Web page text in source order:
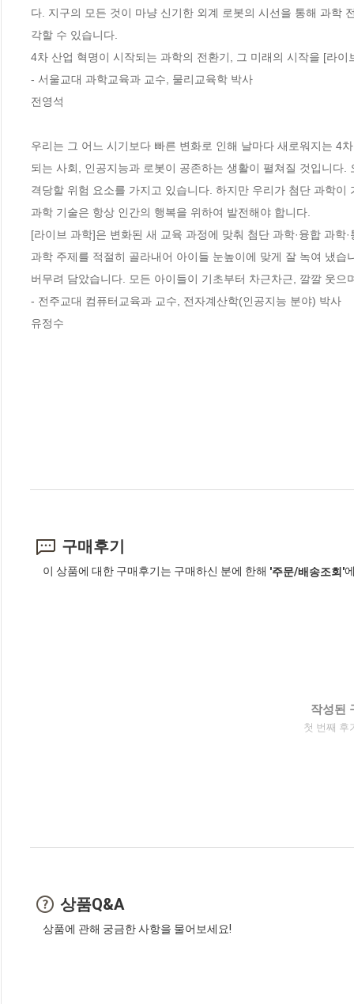
다. 지구의 모든 것이 마냥 신기한 외계 로봇의 시선을 통해 과학
각할 수 있습니다.
4차 산업 혁명이 시작되는 과학의 전환기, 그 미래의 시작을 [라
- 서울교대 과학교육과 교수, 물리교육학 박사
전영석
우리는 그 어느 시기보다 빠른 변화로 인해 날마다 새로워지는 4
되는 사회, 인공지능과 로봇이 공존하는 생활이 펼쳐질 것입니다
격당할 위험 요소를 가지고 있습니다. 하지만 우리가 첨단 과학
과학 기술은 항상 인간의 행복을 위하여 발전해야 합니다.
[라이브 과학]은 변화된 새 교육 과정에 맞춰 첨단 과학·융합 과
과학 주제를 적절히 골라내어 아이들 눈높이에 맞게 잘 녹여 냈
버무려 담았습니다. 모든 아이들이 기초부터 차근차근, 깔깔 웃으
- 전주교대 컴퓨터교육과 교수, 전자계산학(인공지능 분야) 박사
유정수
구매후기
이 상품에 대한 구매후기는 구매하신 분에 한해 '주문/배송조회'
작성된
첫 번째 후
상품Q&A
상품에 관해 궁금한 사항을 물어보세요!